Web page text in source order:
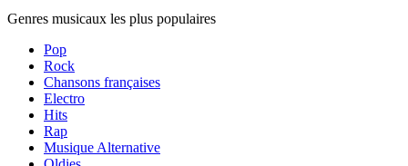
Genres musicaux les plus populaires
Pop
Rock
Chansons françaises
Electro
Hits
Rap
Musique Alternative